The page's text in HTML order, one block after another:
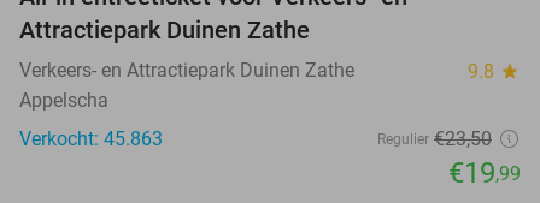
Attractiepark Duinen Zathe
Verkeers- en Attractiepark Duinen Zathe 9.8 star
Appelscha
Verkocht: 45.863
Regulier €23,50
€19,99